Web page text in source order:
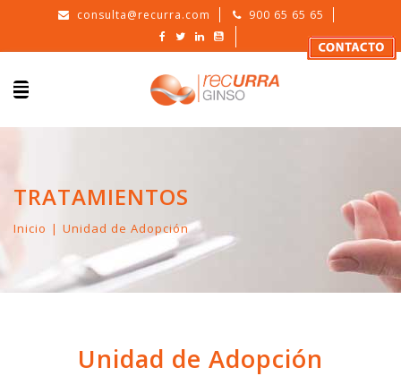
consulta@recurra.com 900 65 65 65
TRATAMIENTOS
Inicio Unidad de Adopción
Unidad de Adopción